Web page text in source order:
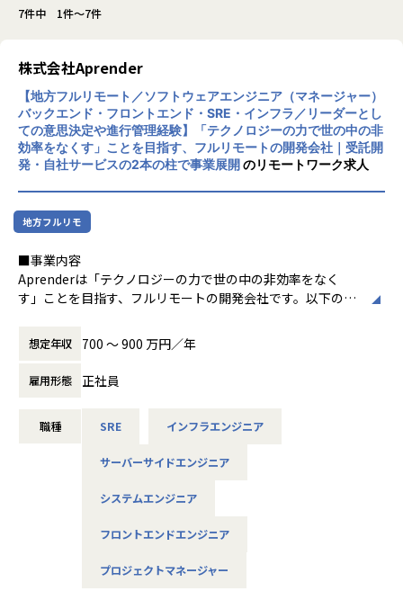
7件中 1件～7件
株式会社Aprender
【地方フルリモート／ソフトウェアエンジニア（マネージャー）
バックエンド・フロントエンド・SRE・インフラ／リーダーとし
ての意思決定や進行管理経験】「テクノロジーの力で世の中の非
効率をなくす」ことを目指す、フルリモートの開発会社｜受託開
発・自社サービスの2本の柱で事業展開のリモートワーク求人
地方フルリモ
■事業内容
Aprenderは「テクノロジーの力で世の中の非効率をなく
す」ことを目指す、フルリモートの開発会社です。以下の2
・受託開発：フロントエンド・バックエンド・インフラを横
断したソフトウェア開発・クラウド構築
・自社サービス「Magentia」：AIとの会話によってフォー
ムを自動生成し、集計・分析から業務の自動化までを実現す
のある環境で業務を遂行しています。
これまで少しずつ開発メンバーを増やしてきましたが、エン
ジニア数の増加に伴い、メンバーのピープルマネジメントを
担っていただける方の必要性が高まっています。そこで今
想定年収 700 〜 900 万円／年
雇用形態 正社員
職種 SRE インフラエンジニア
サーバーサイドエンジニア
システムエンジニア
フロントエンドエンジニア
プロジェクトマネージャー